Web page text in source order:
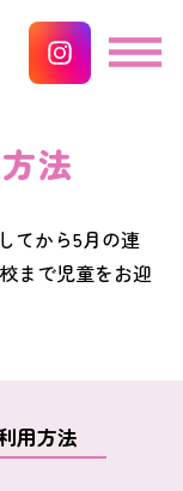
法
てから5月の連
まで児童をお迎
用方法